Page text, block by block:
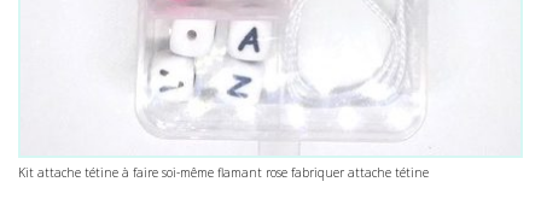
Kit attache tétine à faire soi-même flamant rose fabriquer attache tétine